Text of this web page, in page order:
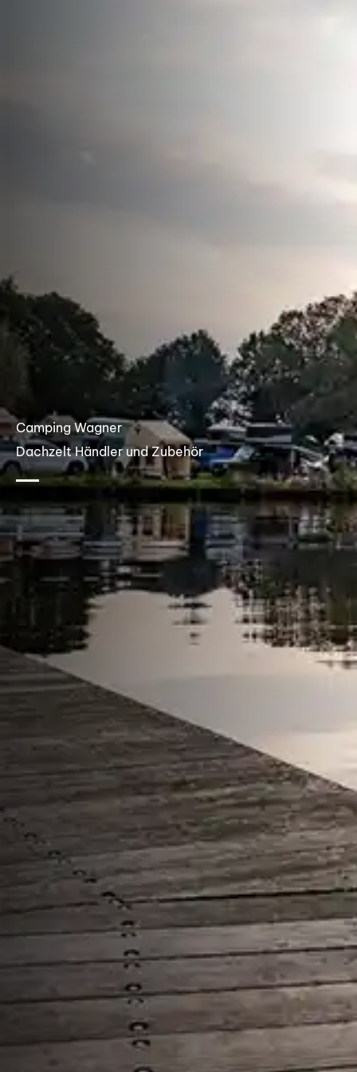
Camping Wagner
Dachzelt Händler und Zubehör